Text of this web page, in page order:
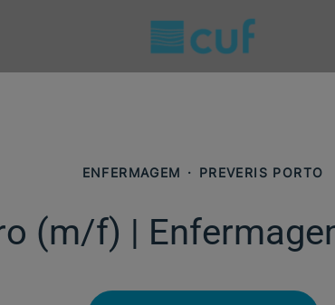
ENFERMAGEM · PREVERIS PORTO
(m/f)​ |